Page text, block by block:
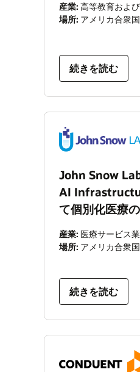
産業: 高等教育およ
場所: アメリカ合衆国
続きを読む
John Snow
AI
て個別化医療
産業: 医療サービス業
場所: アメリカ合衆国
続きを読む